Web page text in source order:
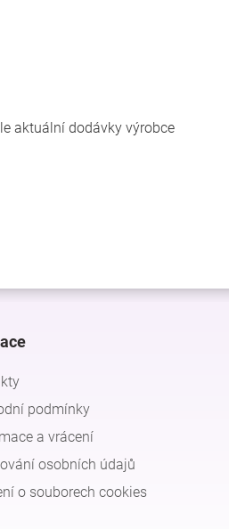
aktuální dodávky výrobce
podmínky
a vrácení
osobních údajů
o souborech cookies